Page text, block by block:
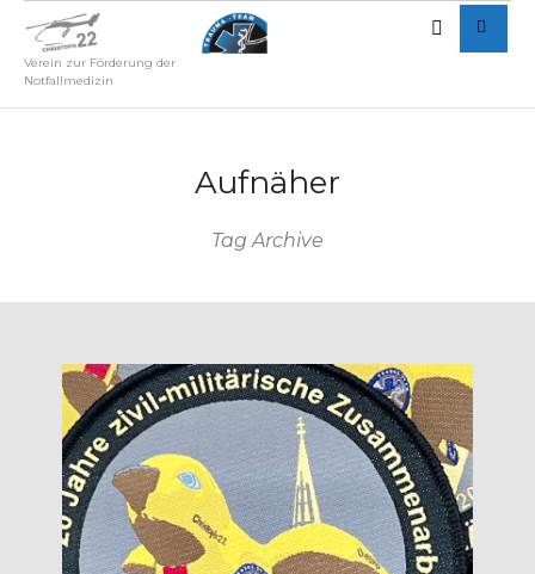
Verein zur Förderung der
Notfallmedizin
Aufnäher
Tag Archive